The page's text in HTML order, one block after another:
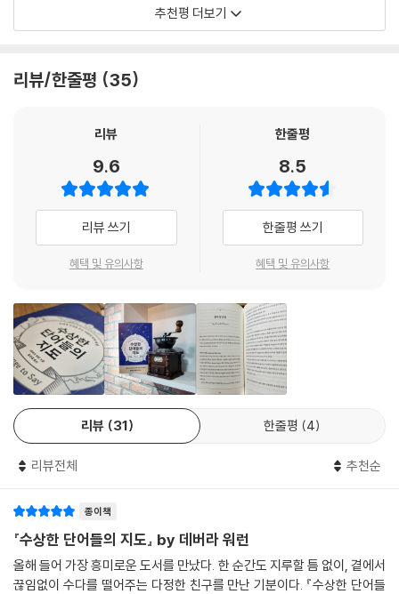
고 알고 있나요? 아닙니다. 청바지의 탄생에는 남유럽의 두 도시가 연관되
어 있습니다.
s)’에서 유래했습니다. 님(Nimes)은 프랑스 남부의 도시로, 로마 유적지
가 많아서 관광객이 많이 찾는 곳이죠. 세르주, 즉 서지(serge)는 명주실
다. 둘째, 진(jean)은 젠(Genes)이라는 도시에서 능직 방식으로 짠 천이
었습니다. 젠은 콜럼버스의 출생지로 잘 알려진 이탈리아 도시 제노바(Ge
nova)를 프랑스에서 부르는 이름이었지요.
도시의 이름은 그 역사를 말해주는 경우가 많습니다. 이탈리아의 나폴리
(Napoli)는 원래 그리스의 ‘새 도시’를 뜻하는 Neapolis였습니다. 그리스
이탈리아 남부를 식민화했죠. 그리스어 polis에서 라틴어 politicus(정치
의)도 유래했습니다. ‘콘스탄티누스 황제의 도시’, 콘스탄티노폴리스(Con
stantinopolis)는 원래 그리스에서 ‘시내(inside the city)’라는 뜻으로
eis tan polin이라 부르던 도시입니다. 거기에서 이스탄불(Istanbul)이
라는 오늘날의 이름이 유래했죠. 그리스 도시국가의 언덕을 부르던 이름
아크로폴리스(acropolis)는 ‘높은 도시’라는 뜻입니다. 슈퍼맨의 활동 무
대인 가상의 대도시 메트로폴리스(Metropolis)는 ‘어머니 도시’이고요
(그리스어 meter =‘어머니’).
--- p.230
단어란 자음과 모음으로 이루어진 무의미한 소리에 지나지 않습니다. 숨소
리 한번 내는 것과 다를 게 없죠. 그러나 단어는 곧 역사입니다. 만약 우리
가 오로지 언어가 변천해온 모습을 통해서만 과거를 살펴볼 수 있다면 어
떻게 될까요? OK, 큰 문제는 없지 않을까 싶네요. 전쟁과 국경선, 유물도
는 ‘빵’ 자체의 역사만큼이나 흥미롭다. 그리고, 그 이름의 역사를 알면 자
단어는 살아 있는 생물처럼 형태가 바뀌기도 하고, 그 안에 실린 의미가 바
뀌기도 한다. 그래서 단어를 잘 알려면 어원과 변이 과정을 살펴봐야 한다.
앞뒤 맥락이 잘린 채 사전에 실린 뜻만으로는 그 단어를 제대로 이해하기
힘들다. 억지로 뜻만 외운 단어는 뒤돌아서면 잊어버리지만, 사연을 아는
단어는 웬만해선 까먹지 않는다.
예를 들어 캡모자(cap), 수도를 뜻하는 캐피털(capital), ‘처음으로 돌아
‘caput’에서 왔으며 프랑스에서는 p가 f로 바뀌며 주방의 대장을 뜻하는
셰프(chef)가 되었다는 것을 알면 각 단어를 일일이 외우지 않아도 저절
로 그 의미가 이해된다.
단순히 a=b라는 식으로 단어를 외우기만 할 거라면 사전이나 단어장으로
도 충분하다. 하지만 진짜 재미있는 이야기는 사전의 짧은 정의에 다 들어
갈 수 없는 법이다. 누군가는 “어원이라니? 안 물어봤어, 안 궁금해!”라고
할 수 있지만, 단어를 요모조모 살펴가며 뒷이야기까지 들춰 보기 좋아하
어원 이야기에서 오히려 더 큰 재미를 느낄 것이다.
라틴어·영어 교사, 소프트웨어 엔지니어, 시인
독특한 이력의 여행 메이트와 함께하는 어원 여행
드는 경험이 아닌가. 저자는 음식, 옷에서부터 색깔, 지명을 거쳐 죽음에 이
르기까지 삶의 도처에 있는 단어들의 기원을 조곤조곤 들려준다. 알고 있
던 단어의 참신한 면모와 몰랐던 단어의 친근한 속사정이 페이지마다 가득
얻게 된다. 그칠 줄 모르는 흥미와 재미 앞에서, 왠지 시치미를 뚝 떼고 싶
어졌다. 참 이상한 노릇이다.
- 오은 (시인)
추천평 더보기
리뷰/한줄평 35
리뷰
9.6
리뷰 쓰기
혜택 및 유의사항
한줄평
8.5
한줄평 쓰기
혜택 및 유의사항
리뷰 31 한줄평 4
리뷰전체 추천순
종이책
『수상한 단어들의 지도』 by 데버라 워런
올해 들어 가장 흥미로운 도서를 만났다. 한 순간도 지루할 틈 없이, 곁에서
끊임없이 수다를 떨어주는 다정한 친구를 만난 기분이다. 『수상한 단어들